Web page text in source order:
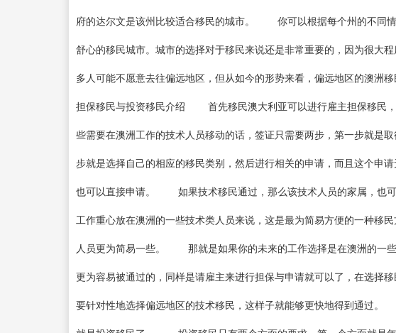
府的达尔文是该州比较适合移民的城市。 你可以根据每个州的不同
舒心的移民城市。城市的选择对于移民来说还是非常重要的，因为很
多人可能不愿意去往偏远地区，但从如今的形势来看，偏远地区的澳
担保移民与投资移民介绍 首先移民澳大利亚可以进行雇主担保移
些需要在澳洲工作的技术人员移动的话，签证只需要两步，第一步就
步就是选择自己的相应的移民类别，然后进行相关的申请，而且这个申
也可以直接申请。 如果技术移民通过，那么该技术人员的家属，也可
工作重心放在澳洲的一些技术类人员来说，这是最为简易方便的一种
人员更为简易一些。 那就是如果你的未来的工作选择是在澳洲的一
更为容易被通过的，同样是请雇主来进行担保与申请就可以了，在选择
要针对性地选择偏远地区的技术移民，这样子就能够更快地得到通过